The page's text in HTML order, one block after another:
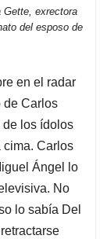
Gette, exrectora
del esposo de
en el radar
de Carlos
de los ídolos
cima. Carlos
Ángel lo
No
lo sabía Del